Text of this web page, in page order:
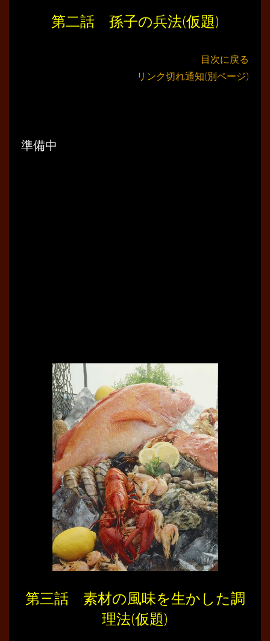
第二話 孫子の兵法(仮題)
目次に戻る
リンク切れ通知(別ページ)
準備中
第三話 素材の風味を生かした調
理法(仮題)